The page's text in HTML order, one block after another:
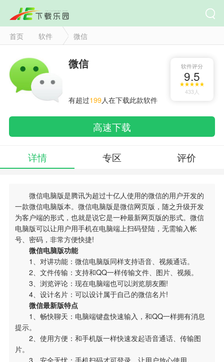
首页 软件 微信
微信
有超过199人在下载此款软件
软件评分
9.5
433人
高速下载
详情 专区 评价
微信电脑版是腾讯为超过十亿人使用的微信的用户开发的
一款微信电脑版本。微信电脑版是微信网页版，随之升级开发
为客户端的形式，也就是说它是一种最新网页版的形式。微信
电脑版可以让用户用手机在电脑端上扫码登陆，无需输入帐
号、密码，非常方便快捷!
微信电脑版功能
1、对讲功能：微信电脑版同样支持语音、视频通话。
2、文件传输：支持和QQ一样传输文件、图片、视频。
3、浏览评论：现在电脑端也可以浏览朋友圈!
4、设计名片：可以设计属于自己的微信名片!
微信最新版特点
1、畅快聊天：电脑端键盘快速输入，和QQ一样拥有消息
提示。
2、使用方便：和手机版一样快速发起语音通话、传输图
片。
3、安全无忧：手机扫码才可登录，让用户放心使用。